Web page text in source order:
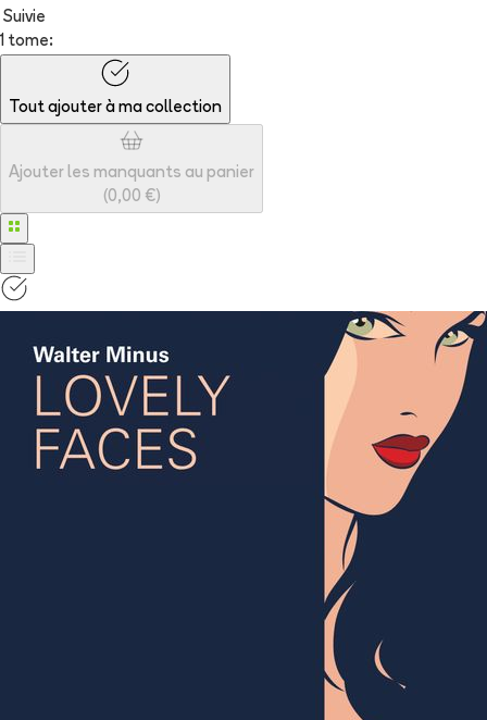
Suivie
1 tome:
Tout ajouter à ma collection
Ajouter les manquants au panier
(0,00 €)